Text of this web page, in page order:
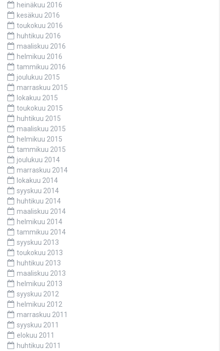
heinäkuu 2016
kesäkuu 2016
toukokuu 2016
huhtikuu 2016
maaliskuu 2016
helmikuu 2016
tammikuu 2016
joulukuu 2015
marraskuu 2015
lokakuu 2015
toukokuu 2015
huhtikuu 2015
maaliskuu 2015
helmikuu 2015
tammikuu 2015
joulukuu 2014
marraskuu 2014
lokakuu 2014
syyskuu 2014
huhtikuu 2014
maaliskuu 2014
helmikuu 2014
tammikuu 2014
syyskuu 2013
toukokuu 2013
huhtikuu 2013
maaliskuu 2013
helmikuu 2013
syyskuu 2012
helmikuu 2012
marraskuu 2011
syyskuu 2011
elokuu 2011
huhtikuu 2011